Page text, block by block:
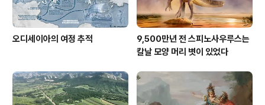
오디세이아의 여정 추적
9,500만년 전 스피노사우루스는
칼날 모양 머리 볏이 있었다